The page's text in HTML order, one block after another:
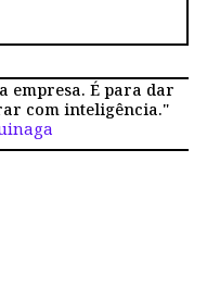
empresa. É para dar
com inteligência."